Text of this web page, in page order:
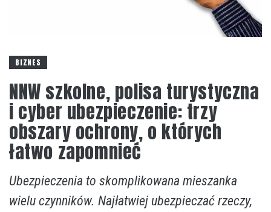
BIZNES
NNW szkolne, polisa turystyczna
i cyber ubezpieczenie: trzy
obszary ochrony, o których
łatwo zapomnieć
Ubezpieczenia to skomplikowana mieszanka
wielu czynników. Najłatwiej ubezpieczać rzeczy,